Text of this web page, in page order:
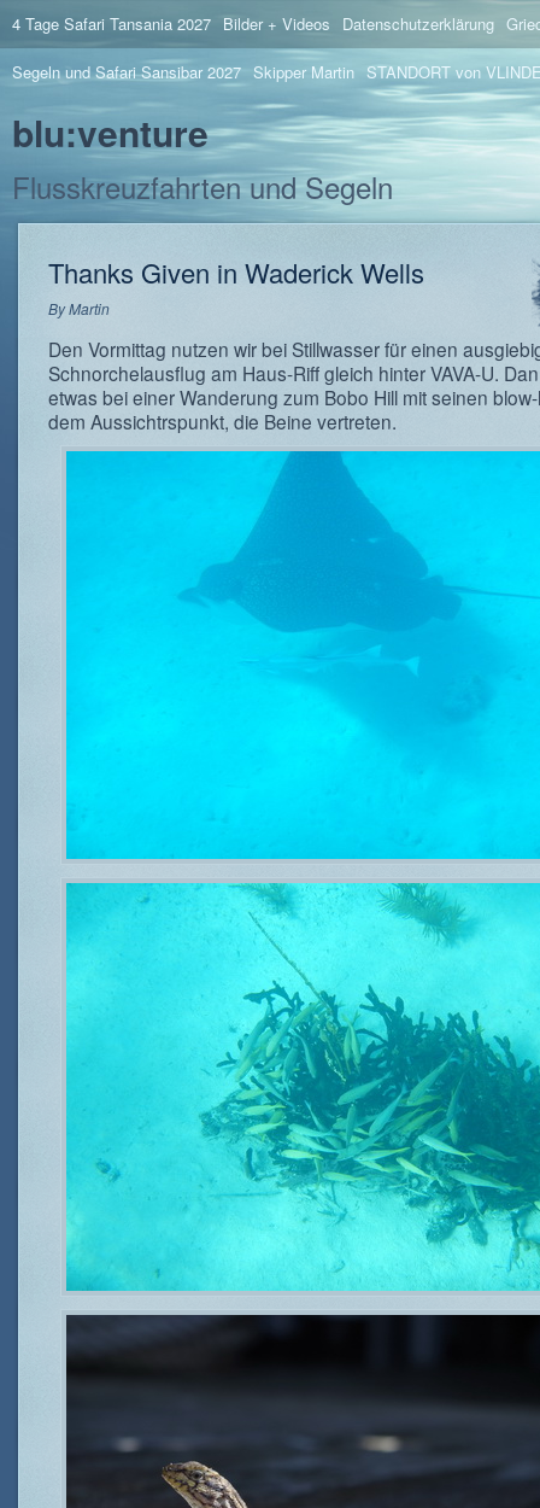
4 Tage Safari Tansania 2027 Bilder + Videos Datenschutzerklärung
Segeln und Safari Sansibar 2027 Skipper Martin STANDORT von
blu:venture
Flusskreuzfahrten und Segeln
Thanks Given in Waderick Wells
ByMartin
Den Vormittag nutzen wir bei Stillwasser für einen
Schnorchelausflug am Haus-Riff gleich hinter VAVA-U.
etwas bei einer Wanderung zum Bobo Hill mit seinen
dem Aussichtrspunkt, die Beine vertreten.